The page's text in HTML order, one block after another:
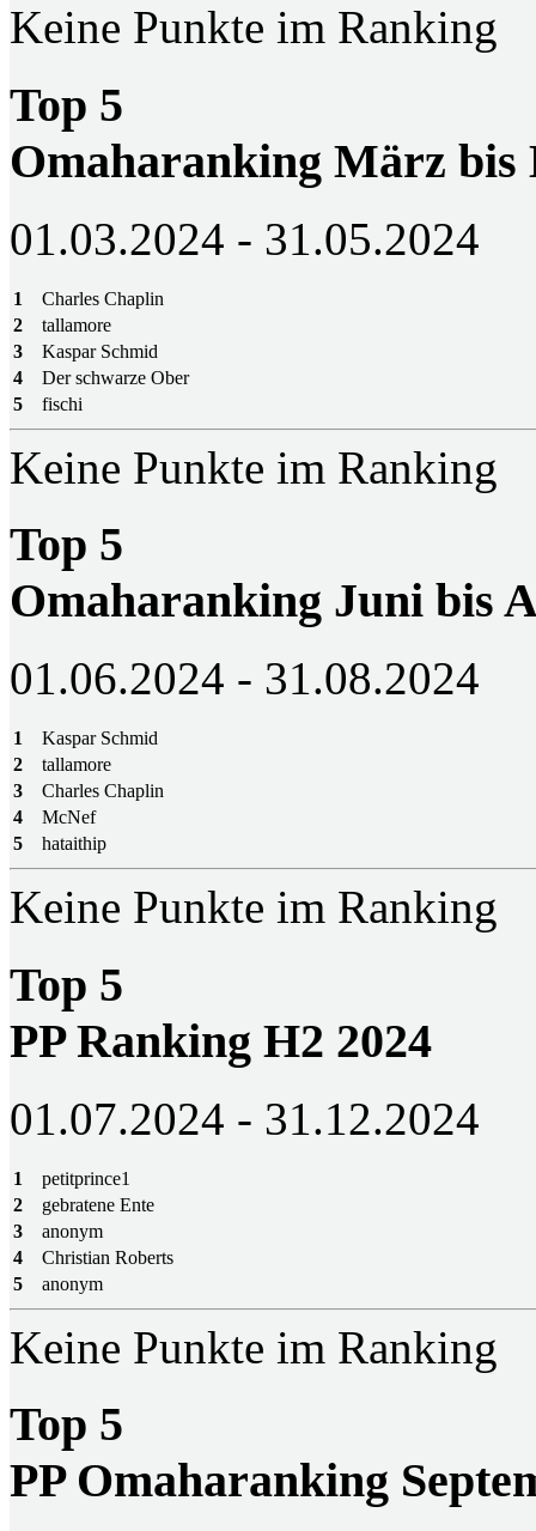
Keine Punkte im Ranking
Top 5
Omaharanking März bis
01.03.2024 - 31.05.2024
1
Charles Chaplin
2
tallamore
3
Kaspar Schmid
4
Der schwarze Ober
5
fischi
Keine Punkte im Ranking
Top 5
Omaharanking Juni bis
01.06.2024 - 31.08.2024
1
Kaspar Schmid
2
tallamore
3
Charles Chaplin
4
McNef
5
hataithip
Keine Punkte im Ranking
Top 5
PP Ranking H2 2024
01.07.2024 - 31.12.2024
1
petitprince1
2
gebratene Ente
3
anonym
4
Christian Roberts
5
anonym
Keine Punkte im Ranking
Top 5
PP Omaharanking